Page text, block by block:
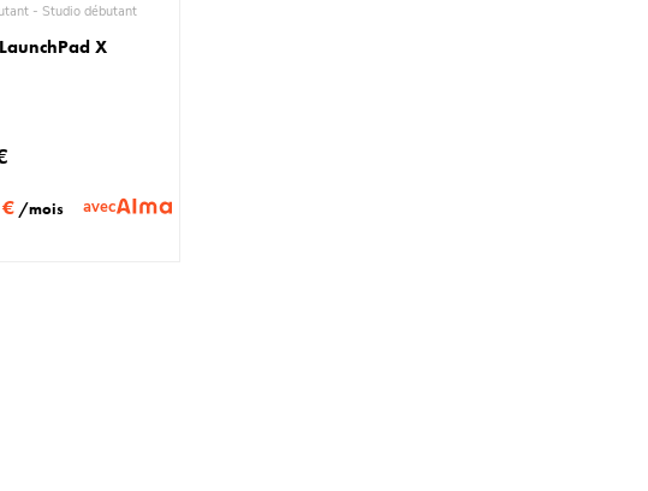
Sélection débutant - Studio débutant
X
/mois avec